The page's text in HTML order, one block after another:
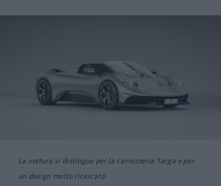
La vettura si distingue per la carrozzeria Targa e per
un design molto ricercato